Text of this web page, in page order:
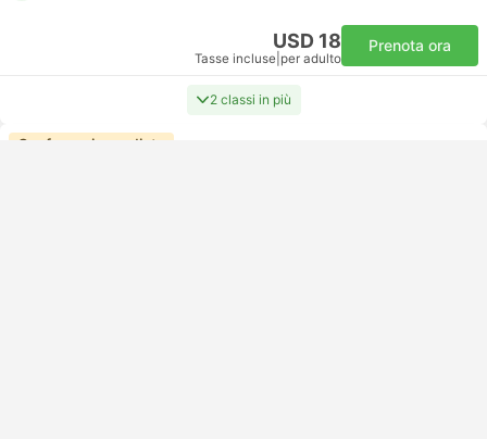
USD 18
Tasse incluse per adulto
Prenota ora
2 classi in più
Conferma immediata